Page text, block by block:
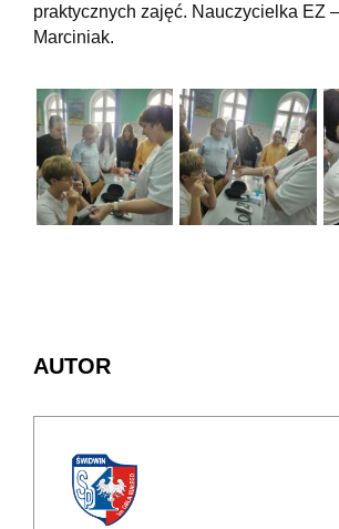
praktycznych zajęć. Nauczycielka EZ
Marciniak.
AUTOR